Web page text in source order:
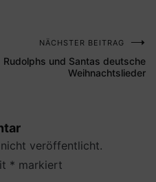
NÄCHSTER BEITRAG
Rudolphs und Santas deutsche
Weihnachtslieder
veröffentlicht.
* markiert